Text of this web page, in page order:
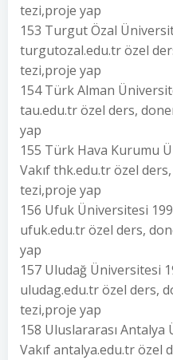
tezi,proje yap
153 Turgut Özal
turgutozal.edu.tr özel
tezi,proje yap
154 Türk Alman
tau.edu.tr özel ders,
yap
155 Türk Hava Kurumu
Vakıf thk.edu.tr özel
tezi,proje yap
156 Ufuk Üniversitesi
ufuk.edu.tr özel ders,
yap
157 Uludağ Üniversitesi
uludag.edu.tr özel ders,
tezi,proje yap
158 Uluslararası
Vakıf antalya.edu.tr özel